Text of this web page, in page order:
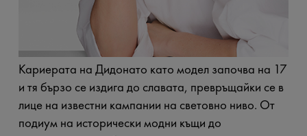
Кариерата на Дидонато като модел започва на 17
и тя бързо се издига до славата, превръщайки се в
лице на известни кампании на световно ниво. От
подиум на исторически модни къщи до